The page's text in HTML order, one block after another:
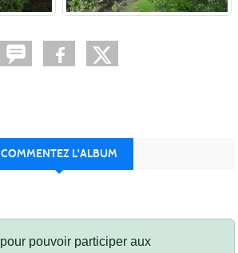
COMMENTEZ L'ALBUM
pour pouvoir participer aux